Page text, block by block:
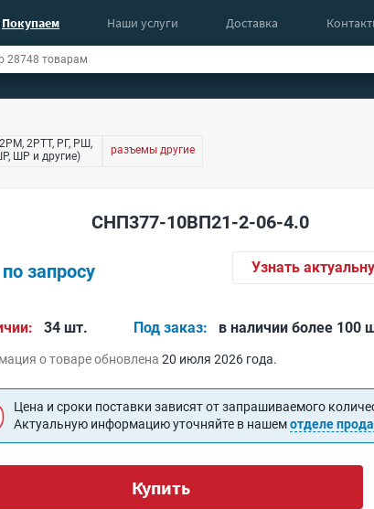
Покупаем Наши услуги Доставка
2РТТ, РГ, РШ,
ШР и другие)
разъемы другие
СНП377-10ВП21-2-06-4.0
по запросу Узнать
34 шт. Под заказ: в наличии более 100
о товаре обновлена20 июля 2026 года.
Цена и сроки поставки зависят от запрашиваемого
Актуальную информацию уточняйте в нашемотделе
Купить